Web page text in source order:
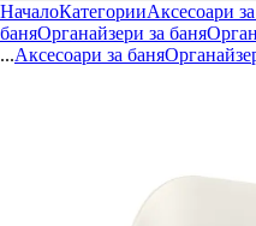
НачалоКатегорииАксесоари
баняОрганайзери за баня
...Аксесоари за баня